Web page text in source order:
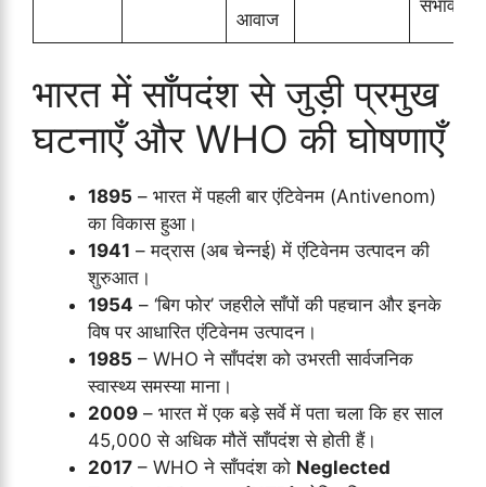
आवाज
संभावना
भारत में साँपदंश से जुड़ी प्रमुख
घटनाएँ और WHO की घोषणाएँ
1895 – भारत में पहली बार एंटिवेनम (Antivenom)
का विकास हुआ।
1941 – मद्रास (अब चेन्नई) में एंटिवेनम उत्पादन की
शुरुआत।
1954 – ‘बिग फोर’ जहरीले साँपों की पहचान और इनके
विष पर आधारित एंटिवेनम उत्पादन।
1985 – WHO ने साँपदंश को उभरती सार्वजनिक
स्वास्थ्य समस्या माना।
2009 – भारत में एक बड़े सर्वे में पता चला कि हर साल
45,000 से अधिक मौतें साँपदंश से होती हैं।
2017 – WHO ने साँपदंश को Neglected